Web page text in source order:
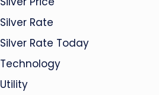
Silver Rate
Silver Rate Today
Technology
Utility